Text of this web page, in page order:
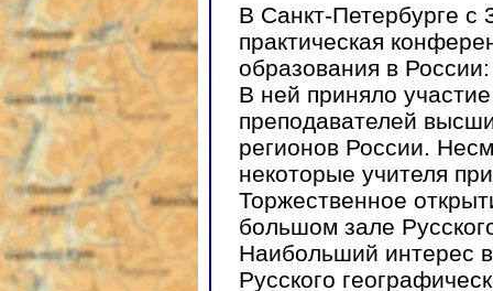
В Санкт-Петербурге с
практическая
образования в
В ней приняло
преподавателей
регионов России.
некоторые учителя
Торжественное
большом зале
Наибольший интерес
Русского